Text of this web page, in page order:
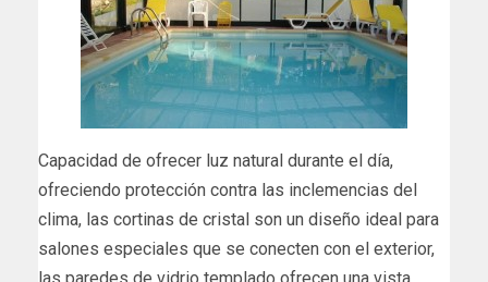
Capacidad de ofrecer luz natural durante el día,
ofreciendo protección contra las inclemencias del
clima, las cortinas de cristal son un diseño ideal para
salones especiales que se conecten con el exterior,